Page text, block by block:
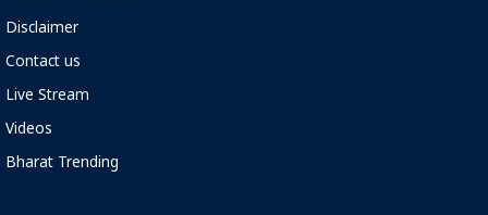
Disclaimer
Contact us
Live Stream
Videos
Bharat Trending